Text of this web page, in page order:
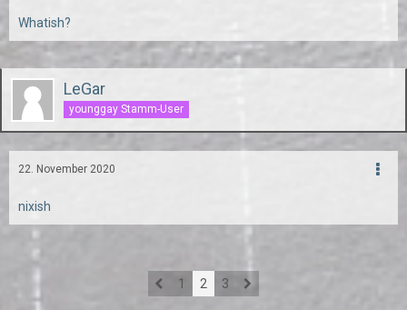
Whatish?
LeGar
younggay Stamm-User
22. November 2020
nixish
1 2 3